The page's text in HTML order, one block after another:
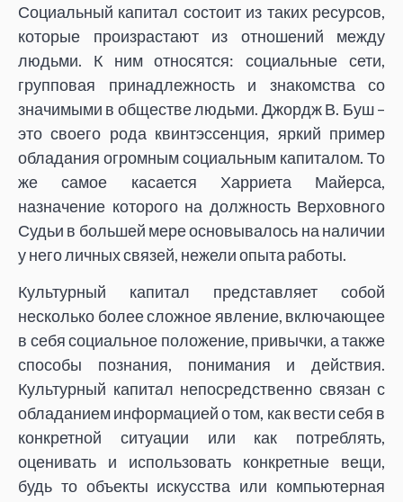
Социальный капитал состоит из таких ресурсов,
которые произрастают из отношений между
людьми. К ним относятся: социальные сети,
групповая принадлежность и знакомства со
значимыми в обществе людьми. Джордж В. Буш –
это своего рода квинтэссенция, яркий пример
обладания огромным социальным капиталом. То
же самое касается Харриета Майерса,
назначение которого на должность Верховного
Судьи в большей мере основывалось на наличии
у него личных связей, нежели опыта работы.
Культурный капитал представляет собой
несколько более сложное явление, включающее
в себя социальное положение, привычки, а также
способы познания, понимания и действия.
Культурный капитал непосредственно связан с
обладанием информацией о том, как вести себя в
конкретной ситуации или как потреблять,
оценивать и использовать конкретные вещи,
будь то объекты искусства или компьютерная